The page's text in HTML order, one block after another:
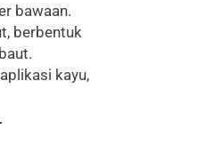
bawaan.
berbentuk
kayu,